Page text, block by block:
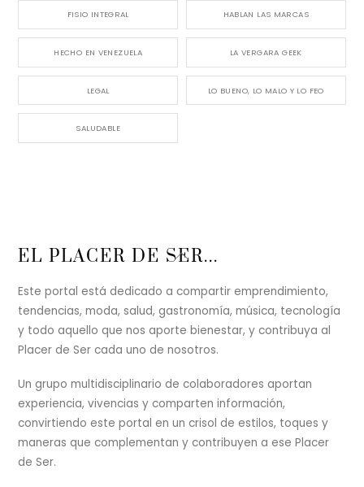
FISIO INTEGRAL HABLAN LAS MARCAS
HECHO EN VENEZUELA LA VERGARA GEEK
LEGAL LO BUENO, LO MALO Y LO FEO
SALUDABLE
Back
Top
EL PLACER DE SER...
Este portal está dedicado a compartir emprendimiento,
tendencias, moda, salud, gastronomía, música, tecnología
y todo aquello que nos aporte bienestar, y contribuya al
Placer de Ser cada uno de nosotros.
Un grupo multidisciplinario de colaboradores aportan
experiencia, vivencias y comparten información,
convirtiendo este portal en un crisol de estilos, toques y
maneras que complementan y contribuyen a ese Placer
de Ser.